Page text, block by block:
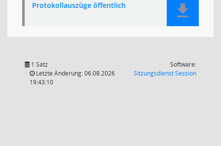
Protokollauszüge öffentlich
1 Satz
Letzte Änderung: 06.08.2026
19:43:10
Software:
SitzungsdienstSession(Wird in